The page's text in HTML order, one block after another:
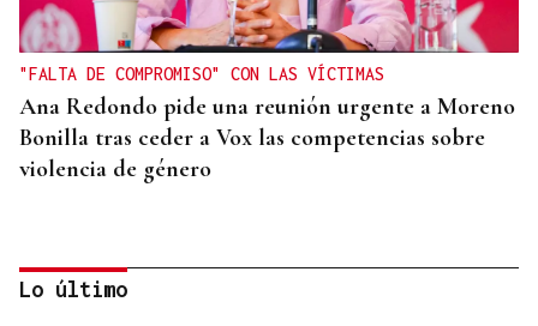
"FALTA DE COMPROMISO" CON LAS VÍCTIMAS
Ana Redondo pide una reunión urgente a Moreno
Bonilla tras ceder a Vox las competencias sobre
violencia de género
Lo último